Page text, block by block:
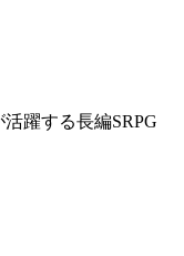
活躍する長編SRPG